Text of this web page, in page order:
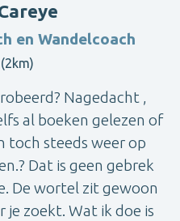
en Wandelcoach
Nagedacht ,
al boeken gelezen of
toch steeds weer op
Dat is geen gebrek
De wortel zit gewoon
je zoekt. Wat ik doe is